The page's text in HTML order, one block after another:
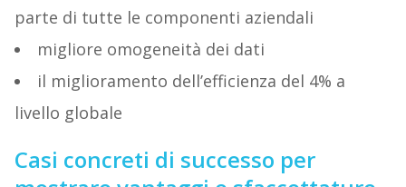
parte di tutte le componenti aziendali
migliore omogeneità dei dati
il miglioramento dell’efficienza del 4% a
livello globale
Casi concreti di successo per